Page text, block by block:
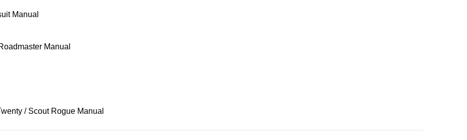
Manual
Manual
/ Scout Rogue Manual